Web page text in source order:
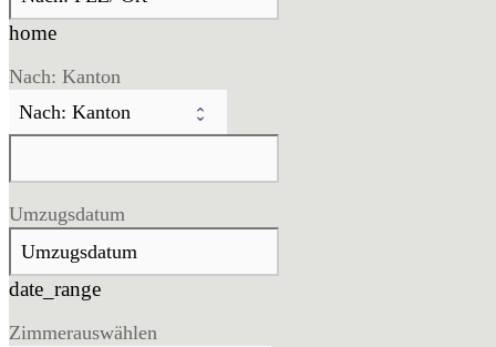
home
Nach: Kanton
Umzugsdatum
date_range
Zimmerauswählen